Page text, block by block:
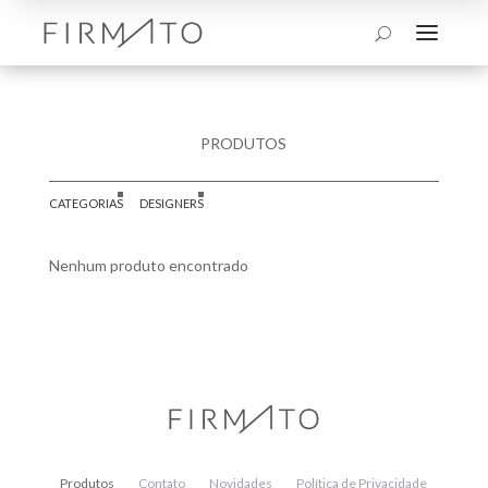
U a
PRODUTOS
CATEGORIAS DESIGNERS
Nenhum produto encontrado
Produtos Contato Novidades
Política de Privacidade